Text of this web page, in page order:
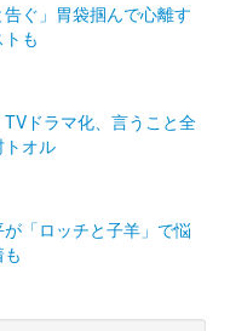
ぐ」胃袋掴んで心離す
も
TVドラマ化、言うこと全
オル
が「ロッチと子羊」で悩